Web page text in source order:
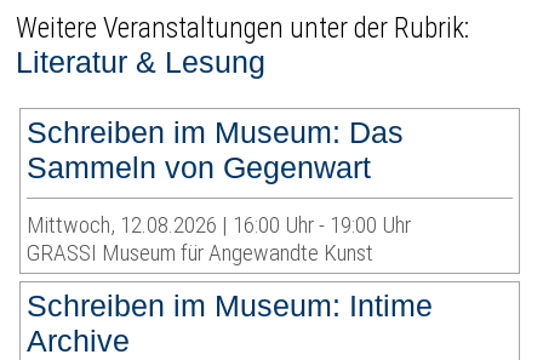
Weitere Veranstaltungen unter der Rubrik:
Literatur & Lesung
Schreiben im Museum: Das
Sammeln von Gegenwart
Mittwoch, 12.08.2026 | 16:00 Uhr - 19:00 Uhr
GRASSI Museum für Angewandte Kunst
Schreiben im Museum: Intime
Archive